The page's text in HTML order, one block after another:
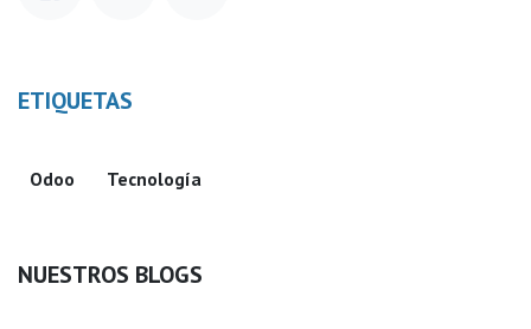
ETIQUETAS
Odoo Tecnología
NUESTROS BLOGS